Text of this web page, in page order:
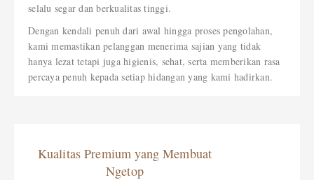
selalu segar dan berkualitas tinggi.
Dengan kendali penuh dari awal hingga proses pengolahan,
kami memastikan pelanggan menerima sajian yang tidak
hanya lezat tetapi juga higienis, sehat, serta memberikan rasa
percaya penuh kepada setiap hidangan yang kami hadirkan.
Kualitas Premium yang Membuat
Ngetop